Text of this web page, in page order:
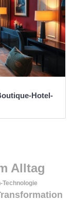
Hotel-
Alltag
Technologie